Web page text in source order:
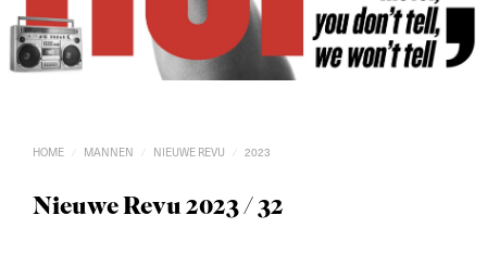
HOME / MANNEN / NIEUWE REVU / 2023
Nieuwe Revu 2023 / 32